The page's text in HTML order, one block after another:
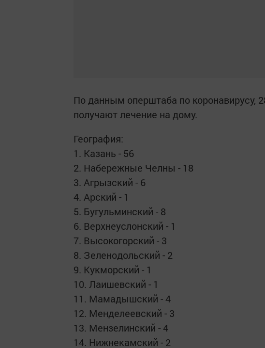
По данным оперштаба по коронавирусу,
получают лечение на дому.
География:
1. Казань - 56
2. Набережные Челны - 18
3. Агрызский - 6
4. Арский - 1
5. Бугульминский - 8
6. Верхнеуслонский - 1
7. Высокогорский - 3
8. Зеленодольский - 2
9. Кукморский - 1
10. Лаишевский - 1
11. Мамадышский - 4
12. Менделеевский - 3
13. Мензелинский - 4
14. Нижнекамский - 2